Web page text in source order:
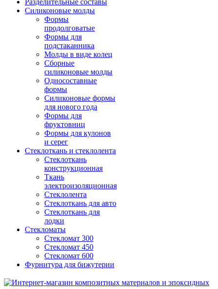
Разделительные составы
Силиконовые молды
Формы
продолговатые
Формы для
подстаканника
Молды в виде колец
Сборные
силиконовые молды
Односоставные
формы
Силиконовые формы
для нового года
Формы для
фруктовниц
Формы для кулонов
и серег
Стеклоткань и стеклолента
Стеклоткань
конструкционная
Ткань
электроизоляционная
Стеклолента
Стеклоткань для авто
Стеклоткань для
лодки
Стекломаты
Стекломат 300
Стекломат 450
Стекломат 600
Фурнитура для бижутерии